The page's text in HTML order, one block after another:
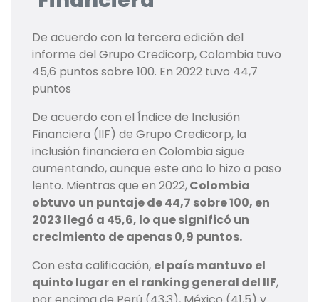
De acuerdo con la tercera edición del
informe del Grupo Credicorp, Colombia tuvo
45,6 puntos sobre 100. En 2022 tuvo 44,7
puntos
De acuerdo con el Índice de Inclusión
Financiera (IIF) de Grupo Credicorp, la
inclusión financiera en Colombia sigue
aumentando, aunque este año lo hizo a paso
lento. Mientras que en 2022,Colombia
obtuvo un puntaje de 44,7 sobre 100, en
2023 llegó a 45,6, lo que significó un
crecimiento de apenas 0,9 puntos.
Con esta calificación, el país mantuvo el
quinto lugar en el ranking general del IIF,